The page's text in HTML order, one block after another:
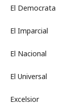
El Democrata
El Imparcial
El Nacional
El Universal
Excelsior